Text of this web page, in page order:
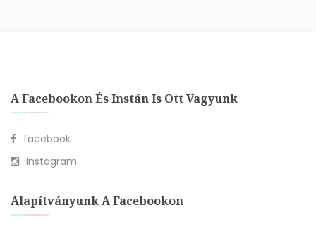
A Facebookon És Instán Is Ott Vagyunk
facebook
Instagram
Alapítványunk A Facebookon